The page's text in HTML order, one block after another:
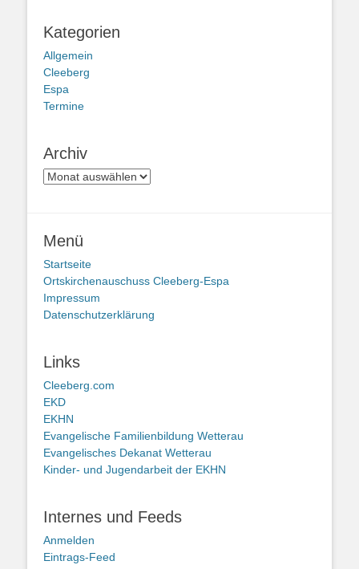
Kategorien
Allgemein
Cleeberg
Espa
Termine
Archiv
Archiv
Menü
Startseite
Ortskirchenauschuss Cleeberg-Espa
Impressum
Datenschutzerklärung
Links
Cleeberg.com
EKD
EKHN
Evangelische Familienbildung Wetterau
Evangelisches Dekanat Wetterau
Kinder- und Jugendarbeit der EKHN
Internes und Feeds
Anmelden
Eintrags-Feed